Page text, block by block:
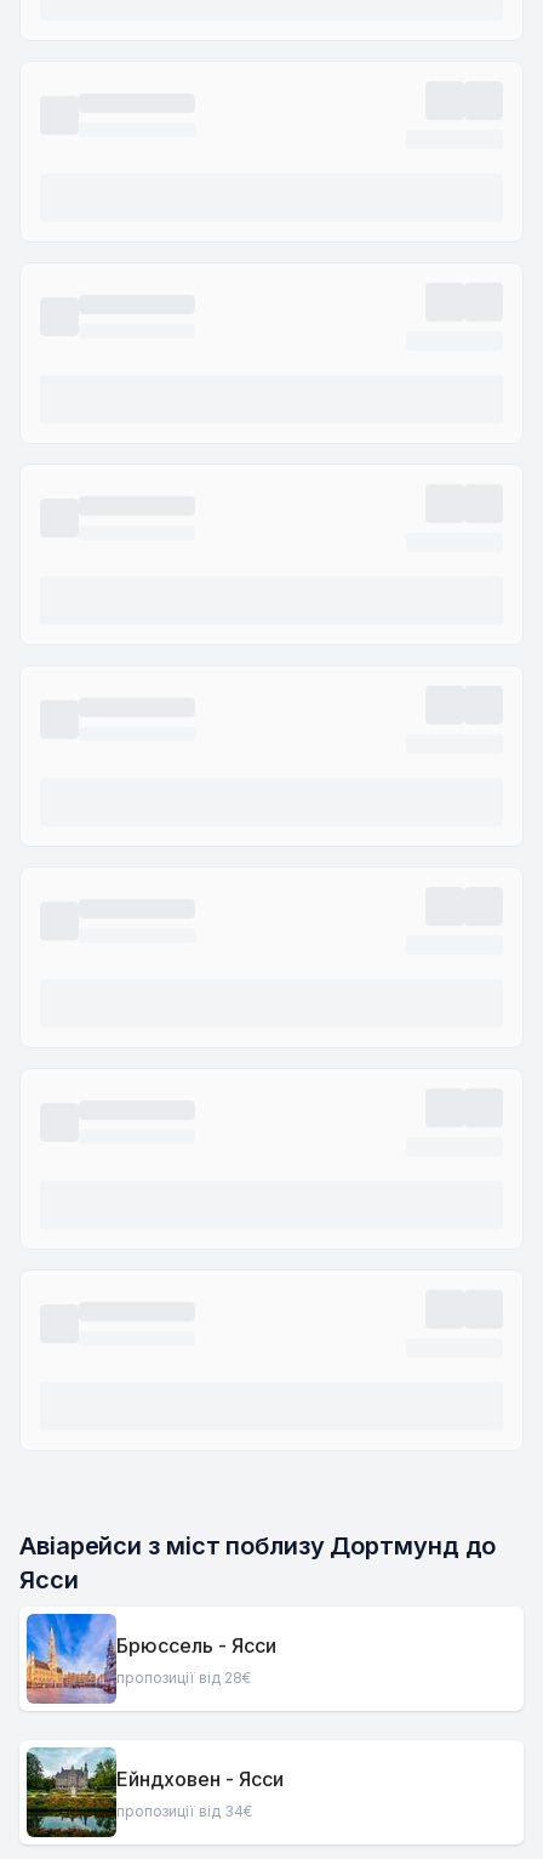
Авіарейси з міст поблизу Дортмунд до
Ясси
Брюссель - Ясси
пропозиції від 28€
Ейндховен - Ясси
пропозиції від 34€